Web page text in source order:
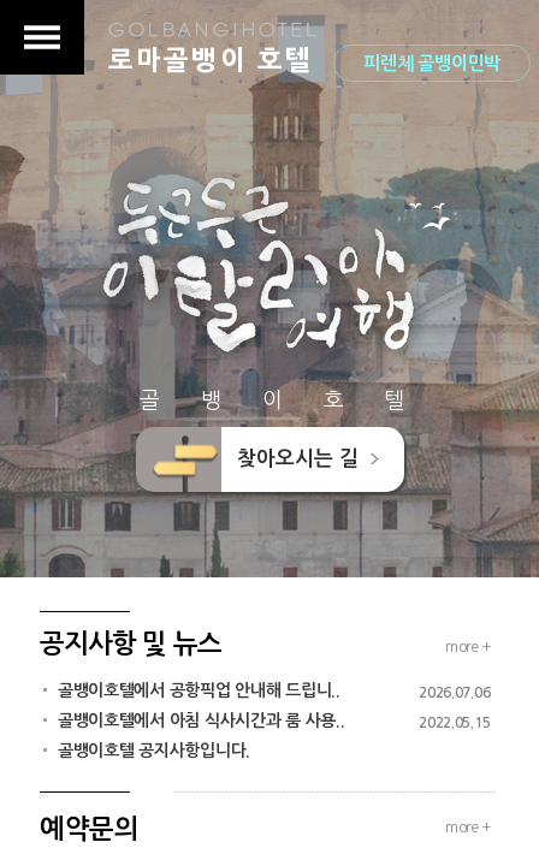
로마골뱅이 호텔 피렌체 골뱅이민박
골 뱅 이 호 텔
찾아오시는 길
공지사항 및 뉴스 more +
골뱅이호텔에서 공항픽업 안내해 드립니.. 2026.07.06
골뱅이호텔에서 아침 식사시간과 룸 사용.. 2022.05.15
골뱅이호텔 공지사항입니다.
예약문의 more +